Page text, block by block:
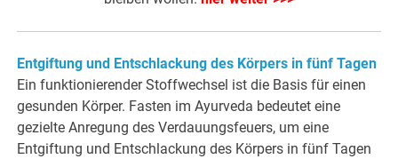
Entgiftung und Entschlackung des Körpers in fünf Tagen
Ein funktionierender Stoffwechsel ist die Basis für einen
gesunden Körper. Fasten im Ayurveda bedeutet eine
gezielte Anregung des Verdauungsfeuers, um eine
Entgiftung und Entschlackung des Körpers in fünf Tagen